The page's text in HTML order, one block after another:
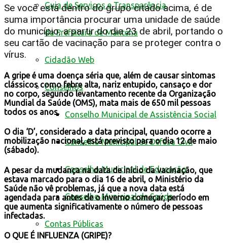
Guia de Serviços e Transparência
da Prefeitura de Mantena
Cidadão Web
Conselhos
Conselho Municipal de Assistência Social
Conselho Municipal de Defesa Civil
Conselho Municipal de Educação
Conselho Municipal de Saúde
Contas Públicas
Se você está dentro do grupo citado acima, é de
suma importância procurar uma unidade de saúde
do município, a partir do dia 23 de abril, portando o
seu cartão de vacinação para se proteger contra o
vírus.
A gripe é uma doença séria que, além de causar sintomas
clássicos como febre alta, nariz entupido, cansaço e dor
no corpo, segundo levantamento recente da Organização
Mundial da Saúde (OMS), mata mais de 650 mil pessoas
todos os anos.
O dia ‘D’, considerado a data principal, quando ocorre a
mobilização nacional, está previsto para o dia 12 de maio
(sábado).
A pesar da mudança na data de início da vacinação, que
estava marcado para o dia 16 de abril, o Ministério da
Saúde não vê problemas, já que a nova data está
agendada para antes de o inverno começar, período em
que aumenta significativamente o número de pessoas
infectadas.
O QUE É INFLUENZA (GRIPE)?